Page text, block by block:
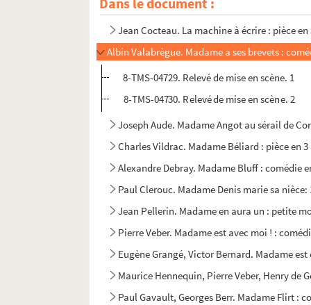
André Heuzé, Étienne Arnaud. Ma tante la
Jean Cocteau. La machine à écrire : pièce en
Albin Valabrègue. Madame a ses brevets :
8-TMS-04729. Relevé de mise en scène. 1
8-TMS-04730. Relevé de mise en scène. 2
Joseph Aude. Madame Angot au sérail de
Charles Vildrac. Madame Béliard : pièce en 3
Alexandre Debray. Madame Bluff : comédie
Paul Clerouc. Madame Denis marie sa nièce:
Jean Pellerin. Madame en aura un : petite
Pierre Veber. Madame est avec moi ! :
Eugène Grangé, Victor Bernard. Madame
Maurice Hennequin, Pierre Veber, Henry de
Paul Gavault, Georges Berr. Madame Flirt :